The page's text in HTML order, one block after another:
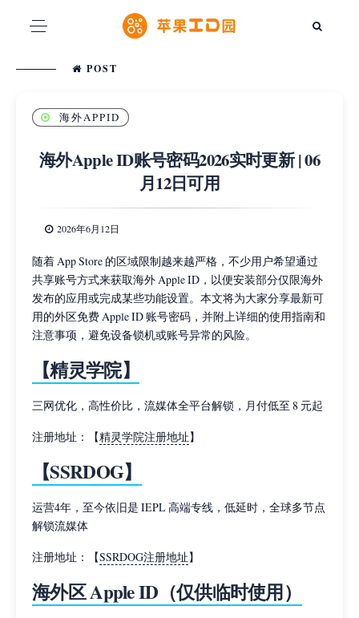
POST
海外APPID
海外Apple ID账号密码2026实时更新 | 06
月12日可用
2026年6月12日
随着 App Store 的区域限制越来越严格，不少用户希望通过
共享账号方式来获取海外 Apple ID，以便安装部分仅限海外
发布的应用或完成某些功能设置。本文将为大家分享最新可
用的外区免费 Apple ID 账号密码，并附上详细的使用指南和
注意事项，避免设备锁机或账号异常的风险。
【精灵学院】
三网优化，高性价比，流媒体全平台解锁，月付低至 8 元起
注册地址：【精灵学院注册地址】
【SSRDOG】
运营4年，至今依旧是 IEPL 高端专线，低延时，全球多节点
解锁流媒体
注册地址：【SSRDOG注册地址】
海外区 Apple ID（仅供临时使用）